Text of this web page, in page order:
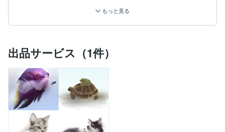
魚（子赤、朱文金）、ベタ（ダブルテール、トラディシ
ョナル）、ミクロラスボラブルーネオン、ホラタンディ
（青）、ベンケイガニ、バンパイアクラブ[他]ミナミヌ
マエビ、モノアラガイ、ラムズホーン、タニシ
海水：イチモンスズメダイ、海水の貝
アクアテラリウム：オカヤドカリ
昆虫：ハラビロカマキリ（卵）
☆このほか、多肉植物、食虫植物（モウセンゴケ、サラ
セニア、ウツボカズラ）など
もっと見る
出品サービス（1件）